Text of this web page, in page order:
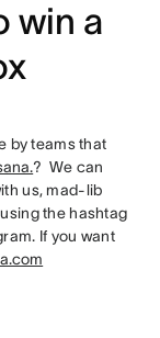
win a
by teams that
? We can
us, mad-lib
the hashtag
If you want